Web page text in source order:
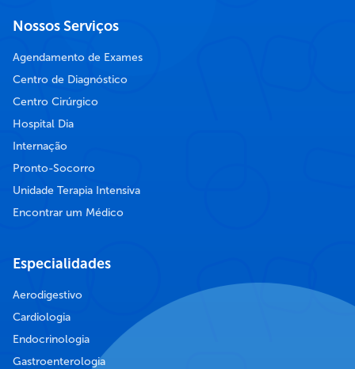
Nossos Serviços
Agendamento de Exames
Centro de Diagnóstico
Centro Cirúrgico
Hospital Dia
Internação
Pronto-Socorro
Unidade Terapia Intensiva
Encontrar um Médico
Especialidades
Aerodigestivo
Cardiologia
Endocrinologia
Gastroenterologia